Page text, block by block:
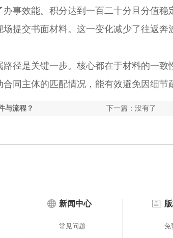
效能。积分达到一百二十分且分值稳
提交书面材料。这一变化减少了往返奔
是关键一步。核心都在于材料的一致
同主体的匹配情况，能有效避免因细节
下一篇：没有了
与流程？
新闻中心
常见问题 免